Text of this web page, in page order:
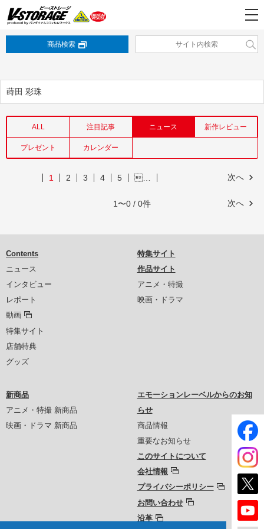
商品検索
蒔田 彩珠
ALL 注目記事 ニュース 新作レビュー
プレゼント カレンダー
次へ
1 2 3 4 5 …
次へ
1〜0 / 0件
Contents
ニュース
インタビュー
レポート
動画
特集サイト
店舗特典
グッズ
特集サイト
作品サイト
アニメ・特撮
映画・ドラマ
新商品
アニメ・特撮 新商品
映画・ドラマ 新商品
エモーションレーベルからのお知
らせ
商品情報
重要なお知らせ
このサイトについて
会社情報
プライバシーポリシー
お問い合わせ
沿革